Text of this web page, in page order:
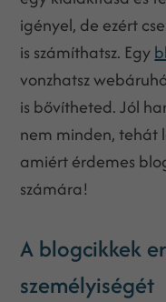
igényel, de ezért
is számíthatsz. Egy
vonzhatsz
is bővítheted. Jól
nem minden, tehát
amiért érdemes
számára!
A blogcikkek
személyiségét